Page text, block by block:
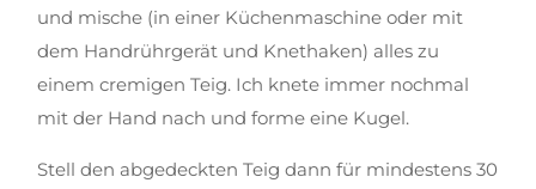
und mische (in einer Küchenmaschine oder mit
dem Handrührgerät und Knethaken) alles zu
einem cremigen Teig. Ich knete immer nochmal
mit der Hand nach und forme eine Kugel.
Stell den abgedeckten Teig dann für mindestens 30